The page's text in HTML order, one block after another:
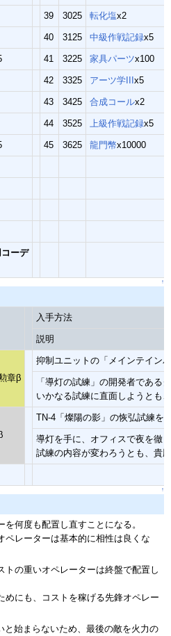
39 3025 転化塩x2
40 3125 中級作戦記録x5
41 3225 家具パーツx100
42 3325 アーツ学III x5
43 3425 合成コールx2
44 3525 上級作戦記録x5
45 3625 龍門幣x10000
ーデ
↑
入手方法
説明
章β
抑制ユニットの「メインテイン
「導灯の試練」の開発者である
いかなる試練に直面しようとも
TN-4「燦陽の影」の恢弘試練を
導灯を手に、オフィスで夜を徹
試練の内容が変わろうとも、貴
↑
を何度も配置し直すことになる。
ペレーターは基本的に相性は良くな
トの重いオペレーターは終盤で配置し
めにも、コストを稼げる先鋒オペレー
と始まらないため、最後の敵を火力の